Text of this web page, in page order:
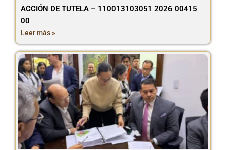
ACCIÓN DE TUTELA – 110013103051 2026 00415
00
Leer más »